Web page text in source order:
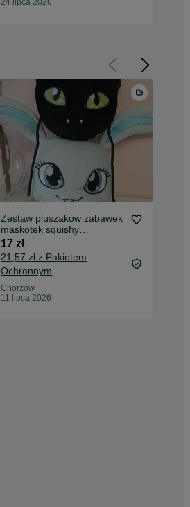
24 lipca 2026
Zestaw pluszaków zabawek
maskotek squishy
miraculum biedronka i
czarny kot
17 zł
21,57 zł z Pakietem
Ochronnym
Chorzów
11 lipca 2026